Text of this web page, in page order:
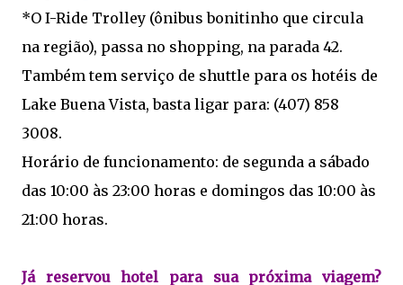
*O I-Ride Trolley (ônibus bonitinho que circula
na região), passa no shopping, na parada 42.
Também tem serviço de shuttle para os hotéis de
Lake Buena Vista, basta ligar para: (407) 858
3008.
Horário de funcionamento: de segunda a sábado
das 10:00 às 23:00 horas e domingos das 10:00 às
21:00 horas.
Já reservou hotel para sua próxima viagem?